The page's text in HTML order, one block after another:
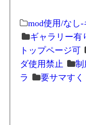
mod使用/なし-
ギャラリー有
トップページ可
ダ使用禁止
制
ラ
要サマすく